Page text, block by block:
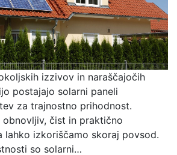
izzivov in naraščajočih
postajajo solarni paneli
za trajnostno prihodnost.
obnovljiv, čist in praktično
lahko izkoriščamo skoraj povsod.
so solarni…